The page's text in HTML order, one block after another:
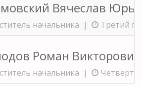
Вячеслав
начальника | Третий
Роман Викторович
начальника |